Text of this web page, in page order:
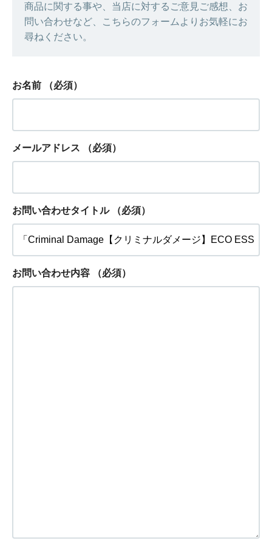
商品に関する事や、当店に対するご意見ご感想、お
問い合わせなど、こちらのフォームよりお気軽にお
尋ねください。
お名前 （必須）
メールアドレス （必須）
お問い合わせタイトル （必須）
お問い合わせ内容 （必須）